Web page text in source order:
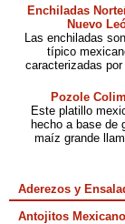
Enchiladas
Nuevo
Las enchiladas
típico
caracterizadas
Pozole
Este platillo
hecho a base de
maíz grande
Aderezos y
Antojitos